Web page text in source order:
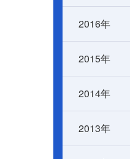
2016年
2015年
2014年
2013年